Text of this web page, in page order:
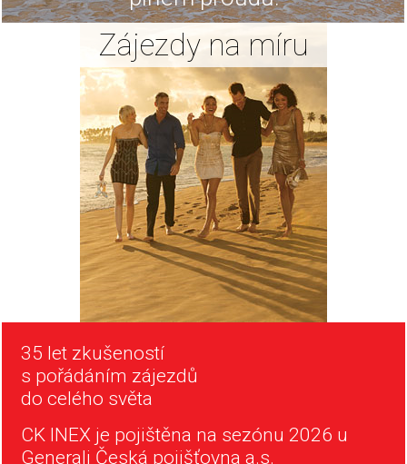
Zájezdy na míru
35 let zkušeností
s pořádáním zájezdů
do celého světa
CK INEX je pojištěna na sezónu 2026 u
Generali Česká pojišťovna a.s.